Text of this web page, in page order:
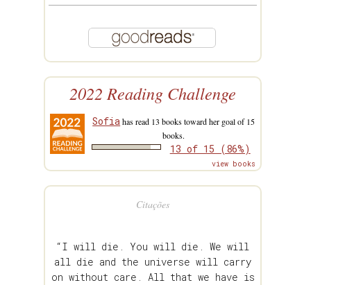
2022 Reading Challenge
Sofiahas read 13 books toward her goal of 15
books.
13 of 15 (86%)
view books
Citações
“I will die. You will die. We will
all die and the universe will carry
on without care. All that we have is